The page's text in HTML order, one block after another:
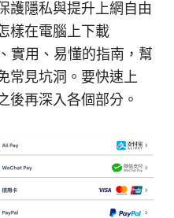
護隱私與提升上網自由
樣在電腦上下載
實用、易懂的指南，幫
常見坑洞。要快速上
後再深入各個部分。